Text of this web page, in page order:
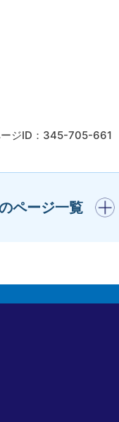
ジID：345-705-661
ページ一覧